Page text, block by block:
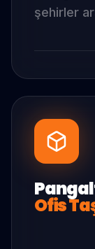
şehirler
Ofis